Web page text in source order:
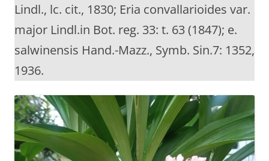
Lindl., lc. cit., 1830; Eria convallarioides var.
major Lindl.in Bot. reg. 33: t. 63 (1847); e.
salwinensis Hand.-Mazz., Symb. Sin.7: 1352,
1936.